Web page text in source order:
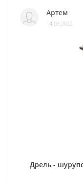
Артем
14.03.2022
Дрель -